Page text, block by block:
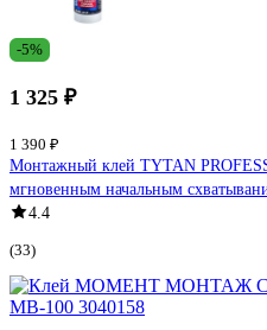
-5%
1 325 ₽
1 390 ₽
Монтажный клей TYTAN
мгновенным начальным
4.4
(33)